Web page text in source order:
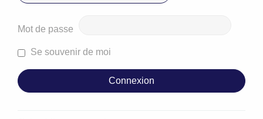
Mot de passe
Se souvenir de moi